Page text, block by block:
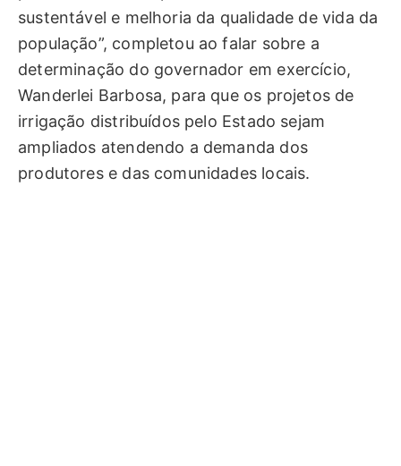
sustentável e melhoria da qualidade de vida da
população”, completou ao falar sobre a
determinação do governador em exercício,
Wanderlei Barbosa, para que os projetos de
irrigação distribuídos pelo Estado sejam
ampliados atendendo a demanda dos
produtores e das comunidades locais.